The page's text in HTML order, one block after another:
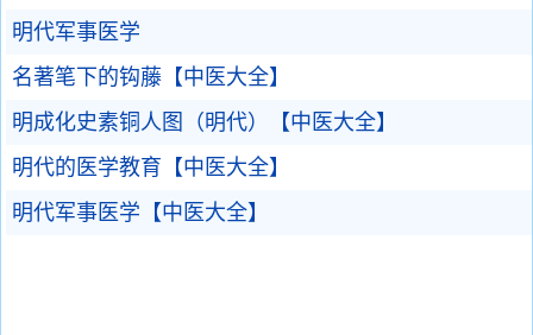
明代军事医学
名著笔下的钩藤【中医大全】
明成化史素铜人图（明代）【中医大全】
明代的医学教育【中医大全】
明代军事医学【中医大全】